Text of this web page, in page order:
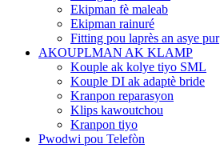
Ekipman fè maleab
Ekipman rainuré
Fitting pou laprès an asye pur
AKOUPLMAN AK KLAMP
Kouple ak kolye tiyo SML
Kouple DI ak adaptè bride
Kranpon reparasyon
Klips kawoutchou
Kranpon tiyo
Pwodwi pou Telefòn